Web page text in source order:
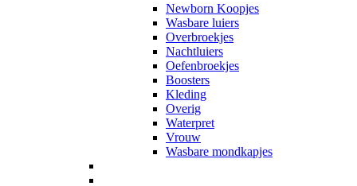
Newborn Koopjes
Wasbare luiers
Overbroekjes
Nachtluiers
Oefenbroekjes
Boosters
Kleding
Overig
Waterpret
Vrouw
Wasbare mondkapjes